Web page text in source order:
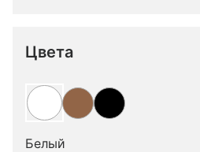
Цвета
Белый